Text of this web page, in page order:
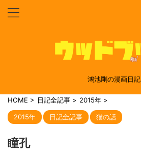
鴻池剛の漫画日記
HOME > 日記全記事 > 2015年 >
2015年 日記全記事 猫の話
瞳孔